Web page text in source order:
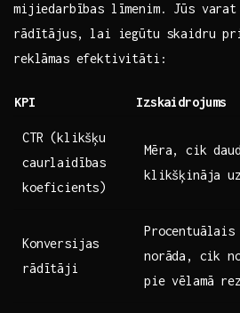
mijiedarbības līmenim. Jūs varat
rādītājus, lai iegūtu skaidru
reklāmas ​efektivitāti:
KPI Izskaidrojums
CTR ⁢(klikšķu
caurlaidības
koeficients)
Mēra, cik
klikšķināja
Konversijas
rādītāji
norāda,⁤ cik
pie ​vēlamā